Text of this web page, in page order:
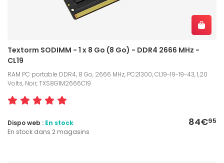
Textorm SODIMM - 1 x 8 Go (8 Go) - DDR4 2666 MHz -
CL19
RAM PC portable DDR4, 8 Go, 2666 MHz, PC21300, CL19-19-19-43, 1,20
Volts, Noir, TXS8G1M2666C19
84€95
Dispo web : En stock
En stock dans 2 magasins